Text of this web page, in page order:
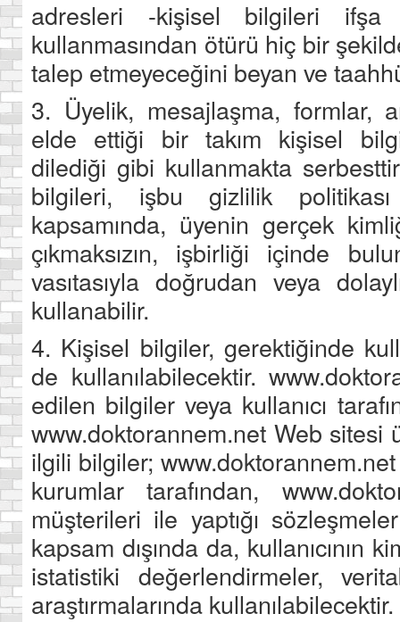
adresleri -kişisel bilgileri ifşa
kullanmasından ötürü hiç bir
talep etmeyeceğini beyan ve
3. Üyelik, mesajlaşma, formlar,
elde ettiği bir takım kişisel
dilediği gibi kullanmakta
bilgileri, işbu gizlilik
kapsamında, üyenin gerçek
çıkmaksızın, işbirliği içinde
vasıtasıyla doğrudan veya
kullanabilir.
4. Kişisel bilgiler, gerektiğinde
de kullanılabilecektir.
edilen bilgiler veya kullanıcı
www.doktorannem.net Web sitesi
ilgili bilgiler;
kurumlar tarafından,
müşterileri ile yaptığı
kapsam dışında da, kullanıcının
istatistiki değerlendirmeler,
araştırmalarında kullanılabilecektir.